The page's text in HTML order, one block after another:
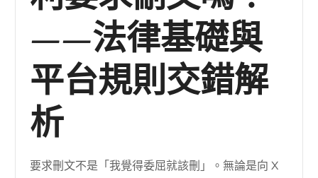
——法律基礎與
平台規則交錯解
析
要求刪文不是「我覺得委屈就該刪」。無論是向 X